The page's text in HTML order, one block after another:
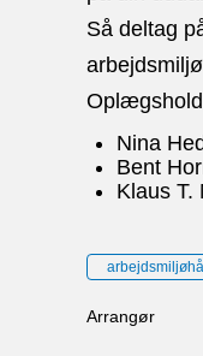
Så deltag
Nina
Bent
Klaus T.
Arrangør